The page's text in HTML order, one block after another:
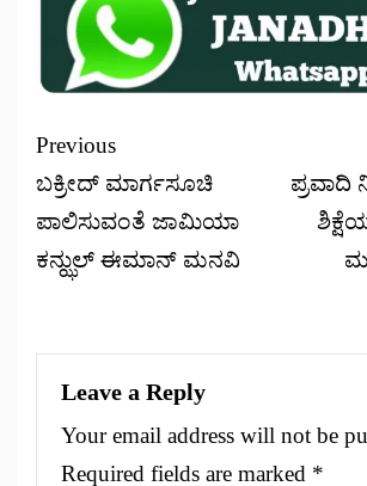
Previous
ಬಕ್ರೀದ್ ಮಾರ್ಗಸೂಚಿ
ಪಾಲಿಸುವಂತೆ ಜಾಮಿಯಾ
ಕನ್ಝುಲ್ ಈಮಾನ್ ಮನವಿ
ಪ್ರವಾದಿ
Leave a Reply
Your email address will not be
Required fields are marked *